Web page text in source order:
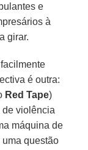
e
à
girar.
é outra:
Red Tape)
de violência
máquina de
uma questão